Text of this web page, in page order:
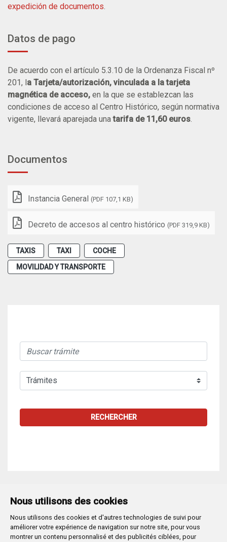
Nous utilisons des cookies
Nous utilisons des cookies et d'autres technologies de suivi pour
améliorer votre expérience de navigation sur notre site, pour vous
montrer un contenu personnalisé et des publicités ciblées, pour
expedición de documentos.
Datos de pago
De acuerdo con el artículo 5.3.10 de la Ordenanza Fiscal nº
201, la Tarjeta/autorización, vinculada a la tarjeta
magnética de acceso, en la que se establezcan las
condiciones de acceso al Centro Histórico, según normativa
vigente, llevará aparejada unatarifa de 11,60 euros.
Documentos
Instancia General (PDF 107,1 KB)
Decreto de accesos al centro histórico (PDF 319,9 KB)
TAXIS TAXI
COCHE
MOVILIDAD Y TRANSPORTE
RECHERCHER
Plaza Mayor 1- 09071BURGOS
947 288 800 CIF: P-0906100-C